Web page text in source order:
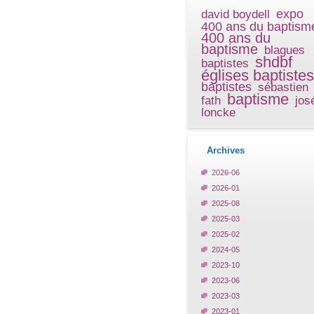
david boydell expo
400 ans du
400 ans du
baptisme blagues
baptistes shdbf
églises baptistes
baptistes sébastien
fath baptisme
loncke
Archives
2026-06
2026-01
2025-08
2025-03
2025-02
2024-05
2023-10
2023-06
2023-03
2023-01